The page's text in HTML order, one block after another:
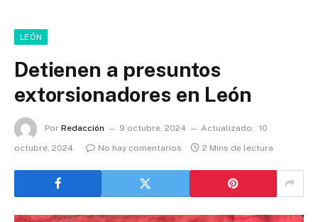
LEÓN
Detienen a presuntos
extorsionadores en León
Por Redacción 9 octubre, 2024 Actualizado: 10
octubre, 2024
No hay comentarios 2 Mins de lectura